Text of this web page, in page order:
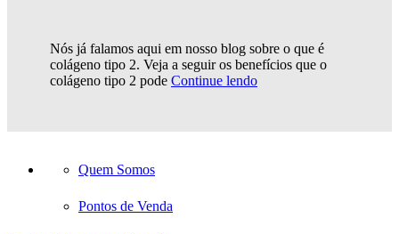
Nós já falamos aqui em nosso blog sobre o que é
colágeno tipo 2. Veja a seguir os benefícios que o
colágeno tipo 2 pode Continue lendo
Quem Somos
Pontos de Venda